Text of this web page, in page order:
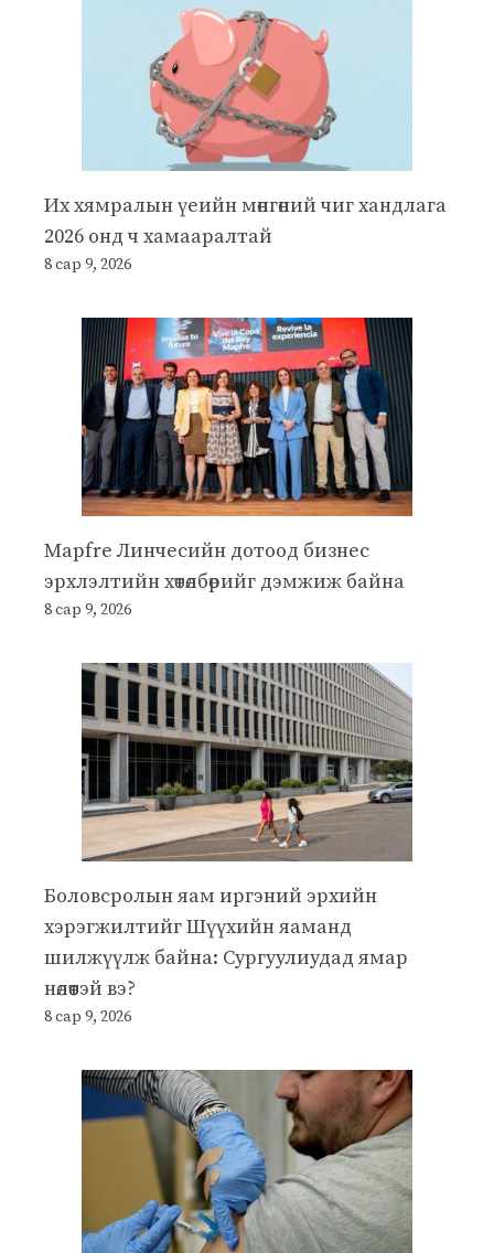
Их хямралын үеийн мөнгөний чиг хандлага
2026 онд ч хамааралтай
8 сар 9, 2026
Mapfre Линчесийн дотоод бизнес
эрхлэлтийн хөтөлбөрийг дэмжиж байна
8 сар 9, 2026
Боловсролын яам иргэний эрхийн
хэрэгжилтийг Шүүхийн яаманд
шилжүүлж байна: Сургуулиудад ямар
нөлөөтэй вэ?
8 сар 9, 2026